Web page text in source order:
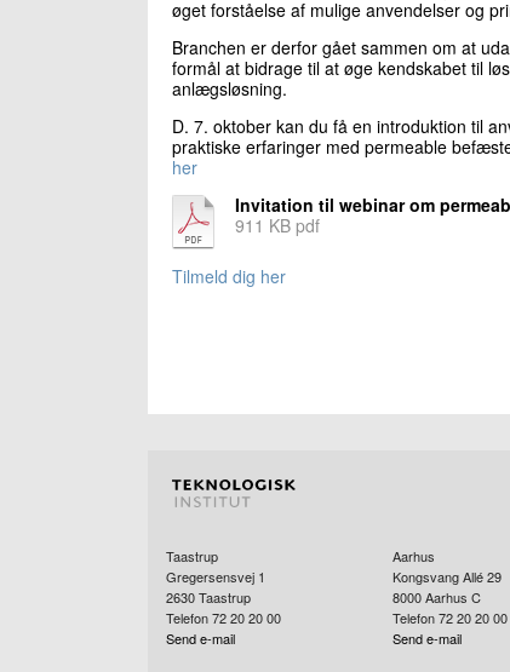
øget forståelse af mulige anvendelser og
Branchen er derfor gået sammen om at
formål at bidrage til at øge kendskabet til
anlægsløsning.
D. 7. oktober kan du få en introduktion til
praktiske erfaringer med permeable
her
Invitation til webinar om
911 KB pdf
Tilmeld dig her
Taastrup
Gregersensvej 1
2630Taastrup
Telefon 72 20 20 00
Send e-mail
Aarhus
Kongsvang Allé 29
8000 Aarhus C
Telefon 72 20 20 00
Send e-mail